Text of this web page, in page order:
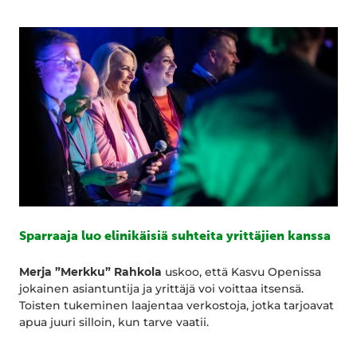
Sparraaja luo elinikäisiä suhteita yrittäjien kanssa
Merja ”Merkku” Rahkola uskoo, että Kasvu Openissa
jokainen asiantuntija ja yrittäjä voi voittaa itsensä.
Toisten tukeminen laajentaa verkostoja, jotka tarjoavat
apua juuri silloin, kun tarve vaatii.